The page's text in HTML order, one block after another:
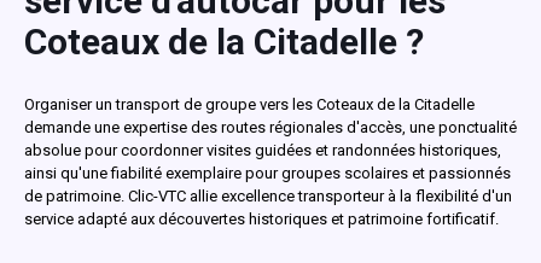
Coteaux de la Citadelle ?
Organiser un transport de groupe vers les Coteaux de la Citadelle
demande une expertise des routes régionales d'accès, une ponctualité
absolue pour coordonner visites guidées et randonnées historiques,
ainsi qu'une fiabilité exemplaire pour groupes scolaires et passionnés
de patrimoine. Clic-VTC allie excellence transporteur à la flexibilité d'un
service adapté aux découvertes historiques et patrimoine fortificatif.